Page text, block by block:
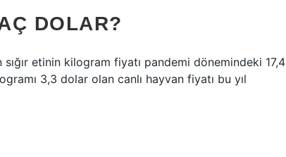
DOLAR?
sığır etinin kilogram fiyatı pandemi dönemindeki 17,4
3,3 dolar olan canlı hayvan fiyatı bu yıl